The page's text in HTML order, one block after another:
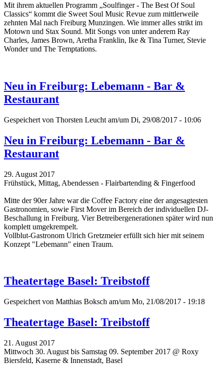
Mit ihrem aktuellen Programm „Soulfinger - The Best Of Soul
Classics“ kommt die Sweet Soul Music Revue zum mittlerweile
zehnten Mal nach Freiburg Munzingen. Wie immer alles strikt im
Motown und Stax Sound. Mit Songs von unter anderem Ray
Charles, James Brown, Aretha Franklin, Ike & Tina Turner, Stevie
Wonder und The Temptations.
Neu in Freiburg: Lebemann - Bar &
Restaurant
Gespeichert von Thorsten Leucht am/um Di, 29/08/2017 - 10:06
Neu in Freiburg: Lebemann - Bar &
Restaurant
29. August 2017
Frühstück, Mittag, Abendessen - Flairbartending & Fingerfood
Mitte der 90er Jahre war die Coffee Factory eine der angesagtesten
Gastronomien, sowie First Mover im Bereich der individuellen DJ-
Beschallung in Freiburg. Vier Betreibergenerationen später wird nun
komplett umgekrempelt.
Vollblut-Gastronom Ulrich Gretzmeier erfüllt sich hier mit seinem
Konzept "Lebemann" einen Traum.
Theatertage Basel: Treibstoff
Gespeichert von Matthias Boksch am/um Mo, 21/08/2017 - 19:18
Theatertage Basel: Treibstoff
21. August 2017
Mittwoch 30. August bis Samstag 09. September 2017 @ Roxy
Biersfeld, Kaserne & Innenstadt, Basel